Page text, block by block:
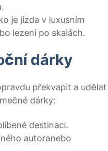
je jízda v luxusním
lezení po skalách.
dárky
překvapit a udělat
dárky:
destinaci.
autoranebo